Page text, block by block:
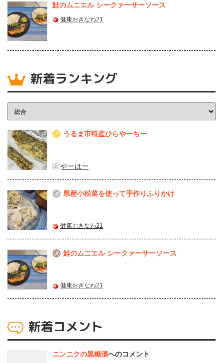
鮭のムニエル シークァーサーソース
健康おきなわ21
新着ランキング
1 うるま市特産ひらやーちー
やーはー
2 県産⼩松菜を使って⼿作りふりかけ
健康おきなわ21
3 鮭のムニエル シークァーサーソース
健康おきなわ21
新着コメント
ニンニクの黒糖漬へのコメント